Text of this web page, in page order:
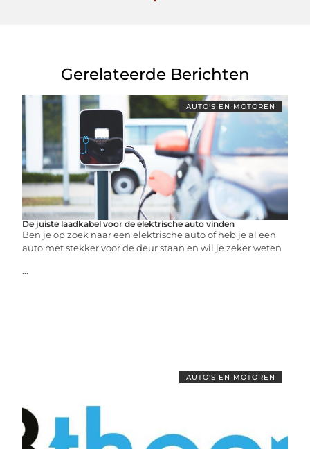
Gerelateerde Berichten
AUTO'S EN MOTOREN
De juiste laadkabel voor de elektrische auto vinden
Ben je op zoek naar een elektrische auto of heb je al een
auto met stekker voor de deur staan en wil je zeker weten
...
AUTO'S EN MOTOREN